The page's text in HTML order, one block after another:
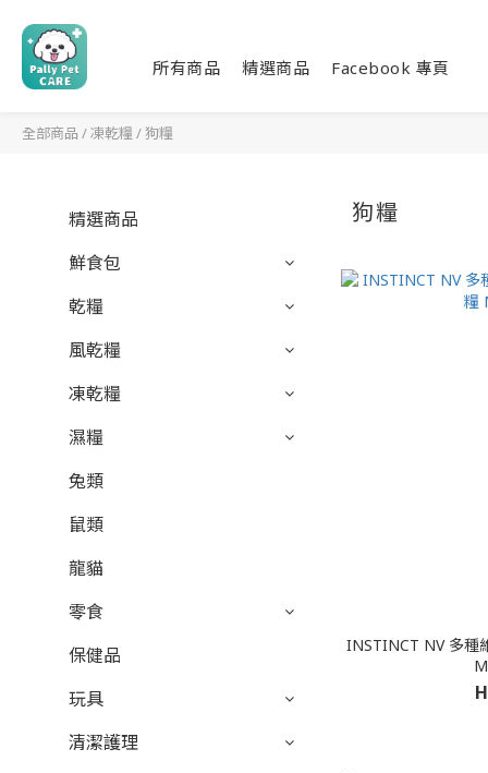
所有商品 精選商品 Facebook 專頁
全部商品 /凍乾糧 /狗糧
精選商品
鮮食包
乾糧
風乾糧
凍乾糧
濕糧
兔類
鼠類
龍貓
零食
保健品
玩具
清潔護理
狗糧
INSTINCT NV 多種維他命